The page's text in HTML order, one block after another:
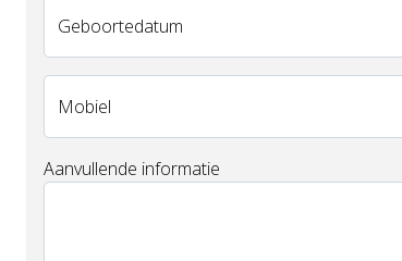
Geboortedatum
Mobiel
Aanvullende informatie